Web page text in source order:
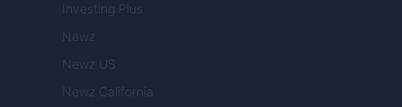
Investing Plus
Newz
Newz US
Newz California